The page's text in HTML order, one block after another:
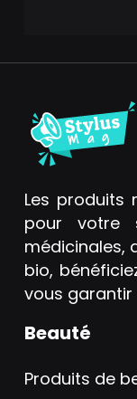
Les produits
pour votre
médicinales,
bio,
vous
Beauté
Produits de